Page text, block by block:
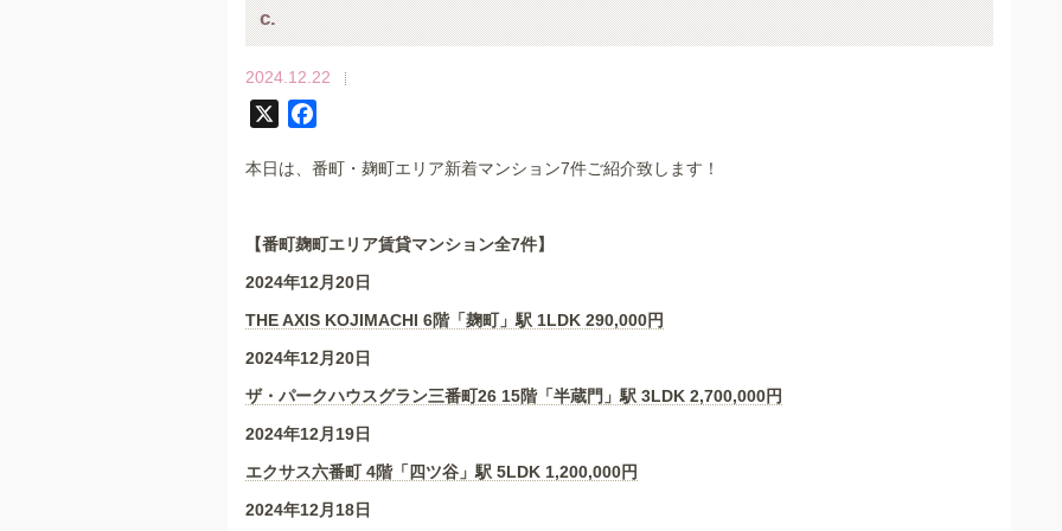
c.
2024.12.22
c
o
o
k
本日は、番町・麹町エリア新着マンション7件ご紹介致します！
【番町麹町エリア賃貸マンション全7件】
2024年12月20日
THE AXIS KOJIMACHI 6階「麹町」駅 1LDK 290,000円
2024年12月20日
ザ・パークハウスグラン三番町26 15階「半蔵門」駅 3LDK 2,700,000円
2024年12月19日
エクサス六番町 4階「四ツ谷」駅 5LDK 1,200,000円
2024年12月18日